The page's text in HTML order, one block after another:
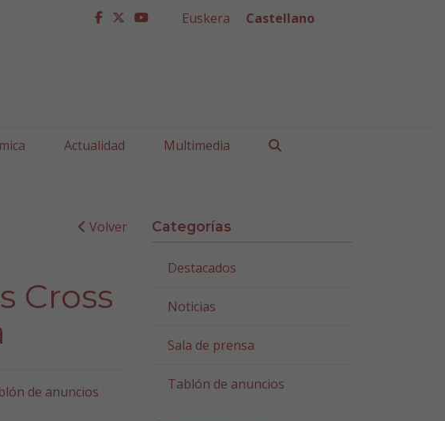
facebook
twitter
youtube
Euskera Castellano
Actualidad Multimedia
Volver
Cross
de anuncios
Categorías
Destacados
Noticias
Sala de prensa
Tablón de anuncios